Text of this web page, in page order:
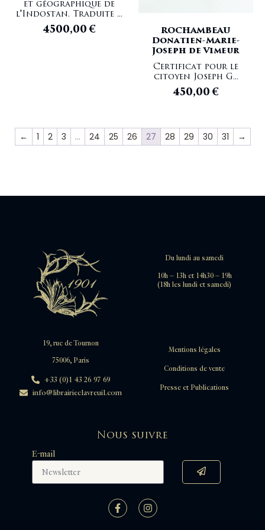
LANJUINAIS Jean-Denis
LAPIED Marie-Henri
LAPLACE Pierre Simon
LE GENTIL DE LA GALAISIÈRE Guillaume
LEMPRIERE Guillaume
LERY Jean de
LUSIGNAN Étienne de
MACARTNEY George
MACAULAY Zachary
MACKENZIE Gordon
MADAGASCAR
MAFFEI Giovanno Pietro
MAGNUS Olaus
MALOUET Pierre-Victor
MARINER William
MARINI Jean-Ambroise
MAZOIS François
MEARES John
MELLING Antoine-Ignace
MOERENHOUT Jacques-Antoine
et géographique de
l'Indostan. Traduite ...
4500,00€
ROCHAMBEAU
Donatien-Marie-
Joseph de Vimeur
Certificat pour le
citoyen Joseph G...
450,00€
← 1 2 3 … 24 25 26 27 28 29 30 31 →
Du lundi au samedi
10h – 13h et 14h30 – 19h
(18h les lundi et samedi)
19, rue de Tournon
75006, Paris
+33 (0)1 43 26 97 69
info@librairieclavreuil.com
Mentions légales
Conditions de vente
Presse et Publications
Nous suivre
E-mail